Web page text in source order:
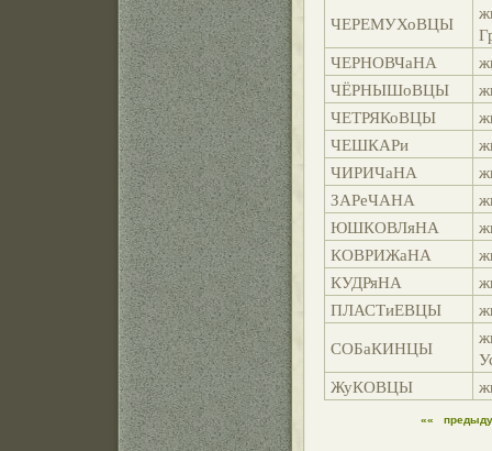
ЧЕРЕМУХоВЦЫ
ЧЕРНОВЧаНА
ЧЁРНЫШоВЦЫ
ЧЕТРЯКоВЦЫ
ЧЕШКАРи
ЧИРИЧаНА
ЗАРеЧАНА
ЮШКОВЛяНА
КОВРИЖаНА
КУДРяНА
ПЛАСТиЕВЦЫ
СОБаКИНЦЫ
ЖуКОВЦЫ
««